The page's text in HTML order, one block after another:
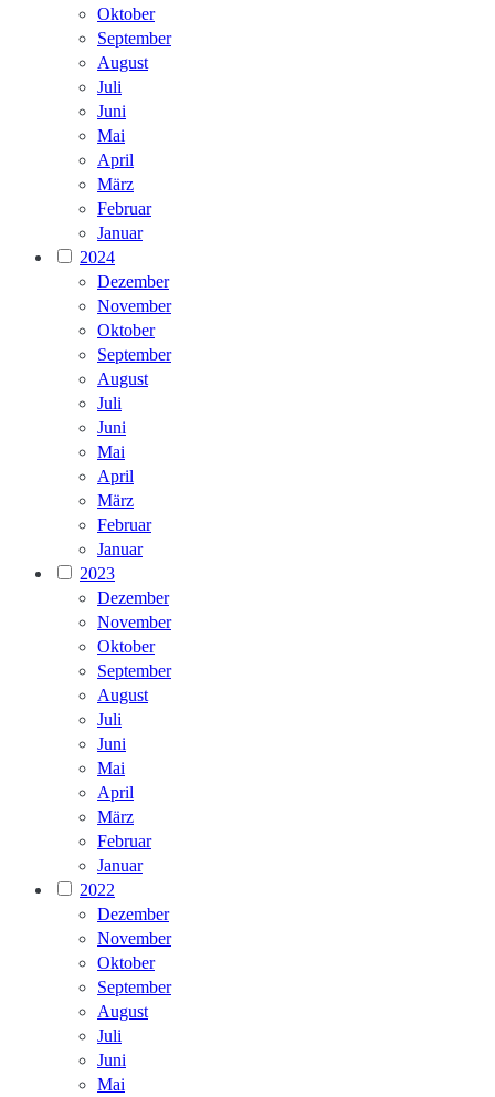
Oktober
September
August
Juli
Juni
Mai
April
März
Februar
Januar
2024
Dezember
November
Oktober
September
August
Juli
Juni
Mai
April
März
Februar
Januar
2023
Dezember
November
Oktober
September
August
Juli
Juni
Mai
April
März
Februar
Januar
2022
Dezember
November
Oktober
September
August
Juli
Juni
Mai